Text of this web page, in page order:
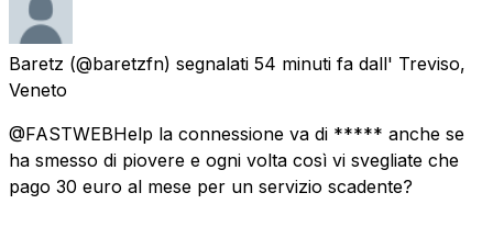
Baretz (@baretzfn) segnalati 54 minuti fa dall' Treviso,
Veneto
@FASTWEBHelp la connessione va di ***** anche se
ha smesso di piovere e ogni volta così vi svegliate che
pago 30 euro al mese per un servizio scadente?